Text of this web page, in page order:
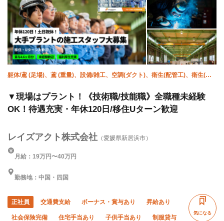
躯体/鳶 (足場)、鳶 (重量)、設備/雑工、空調(ダクト)、衛生(配管工)、衛生(水
▼現場はプラント！《技術職/技能職》全職種未経験
OK！待遇充実・年休120日/移住Uターン歓迎
レイズアクト株式会社 （愛媛県新居浜市）
月給：19万円〜40万円
勤務地：中国・四国
正社員 交通費支給 ボーナス・賞与あり 昇給あり
社会保険完備 住宅手当あり 子供手当あり 制服貸与
気になる